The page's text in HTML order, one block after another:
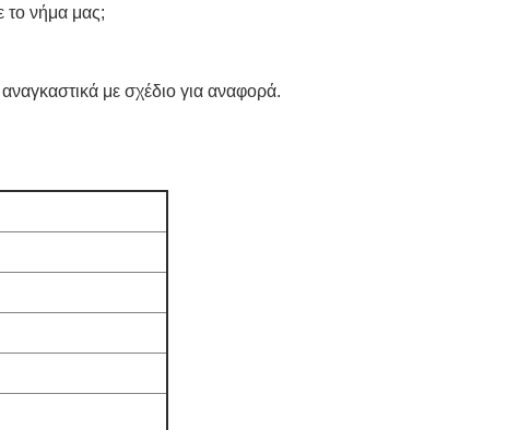
το νήμα μας;
με σχέδιο για αναφορά.